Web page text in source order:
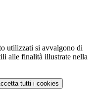
utilizzati si avvalgono di
alle finalità illustrate nella
tutti i cookies